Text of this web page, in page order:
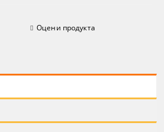
Оцени продукта